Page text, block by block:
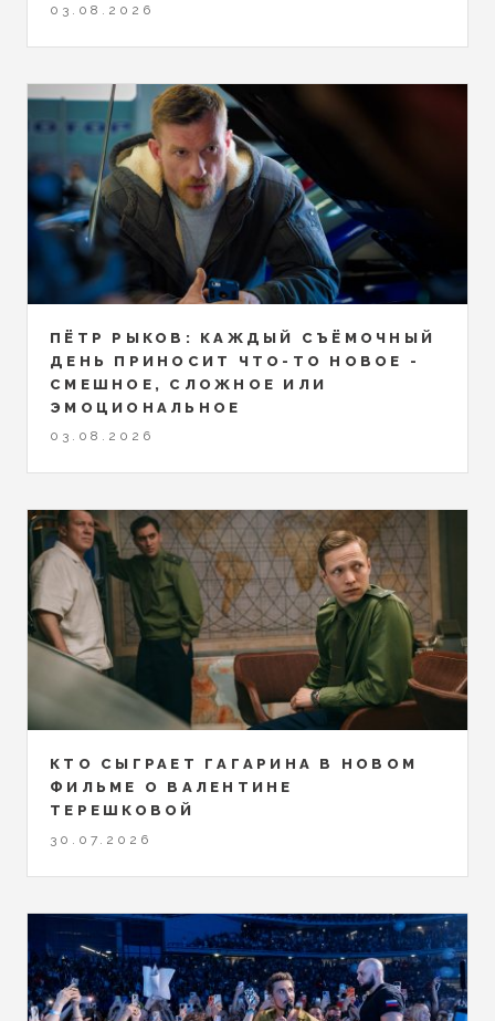
03.08.2026
ПЁТР РЫКОВ: КАЖДЫЙ СЪЁМОЧНЫЙ
ДЕНЬ ПРИНОСИТ ЧТО-ТО НОВОЕ -
СМЕШНОЕ, СЛОЖНОЕ ИЛИ
ЭМОЦИОНАЛЬНОЕ
03.08.2026
КТО СЫГРАЕТ ГАГАРИНА В НОВОМ
ФИЛЬМЕ О ВАЛЕНТИНЕ
ТЕРЕШКОВОЙ
30.07.2026